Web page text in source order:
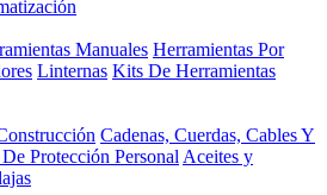
Manuales Herramientas Por
Linternas Kits De Herramientas
Cadenas, Cuerdas, Cables Y
Protección Personal Aceites y